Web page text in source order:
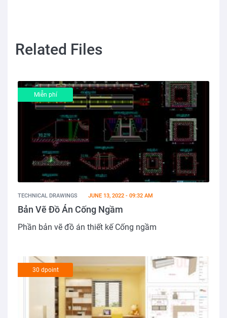
Related Files
Miễn phí
TECHNICAL DRAWINGS JUNE 13, 2022 - 09:32 AM
Bản Vẽ Đồ Án Cống Ngầm
Phần bản vẽ đồ án thiết kế Cống ngầm
30 dpoint